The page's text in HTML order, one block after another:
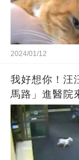
2024/01/12
我好想你！汪
馬路」進醫院